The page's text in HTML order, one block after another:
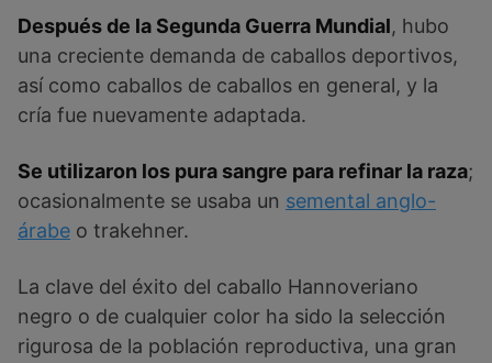
Después de la Segunda Guerra Mundial, hubo
una creciente demanda de caballos deportivos,
así como caballos de caballos en general, y la
cría fue nuevamente adaptada.
Se utilizaron los pura sangre para refinar la raza;
ocasionalmente se usaba un semental anglo-
árabe o trakehner.
La clave del éxito del caballo Hannoveriano
negro o de cualquier color ha sido la selección
rigurosa de la población reproductiva, una gran